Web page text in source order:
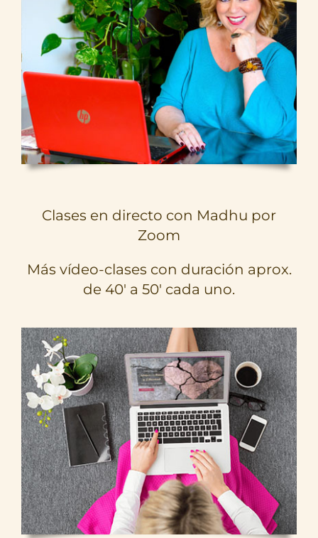
Clases en directo con Madhu por
Zoom
Más vídeo-clases con duración aprox.
de 40′ a 50′ cada uno.